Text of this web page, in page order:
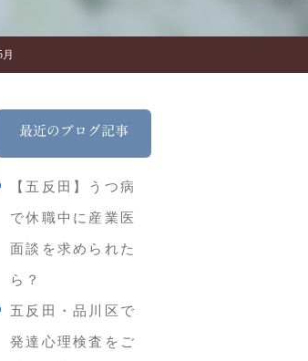
最近のブログ記事
【五反田】うつ病
で休職中に産業医
面談を求められた
ら？
五反田・品川区で
発達心理検査をご